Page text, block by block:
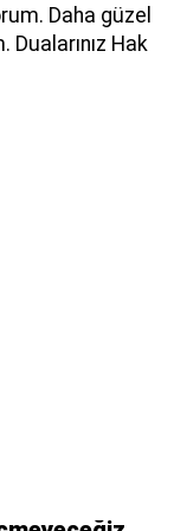
Daha güzel
Hak